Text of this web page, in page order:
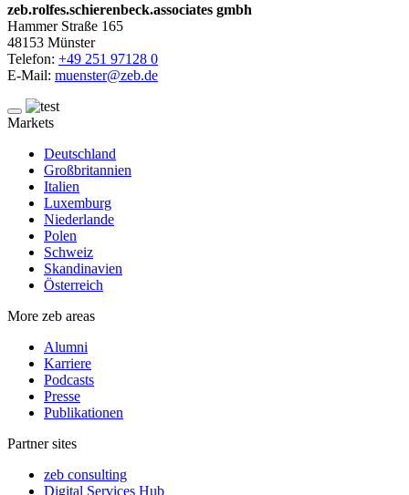
zeb.rolfes.schierenbeck.associates gmbh
Hammer Straße 165
48153 Münster
Telefon: +49 251 97128 0
E-Mail: muenster@zeb.de
Markets
Deutschland
Großbritannien
Italien
Luxemburg
Niederlande
Polen
Schweiz
Skandinavien
Österreich
More zeb areas
Alumni
Karriere
Podcasts
Presse
Publikationen
Partner sites
zeb consulting
Digital Services Hub